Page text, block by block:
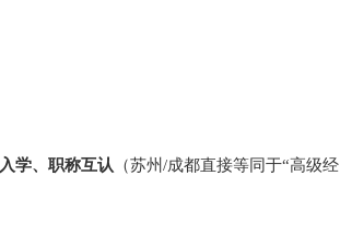
学、职称互认 （苏州/成都直接等同于“高级经